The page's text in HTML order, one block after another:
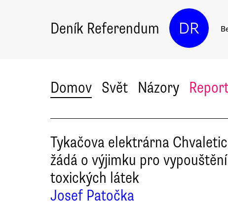
Deník Referendum DR
Domov Svět Názory
Tykačova elektrárna
žádá o výjimku pro vypouštění
toxických látek
Josef Patočka